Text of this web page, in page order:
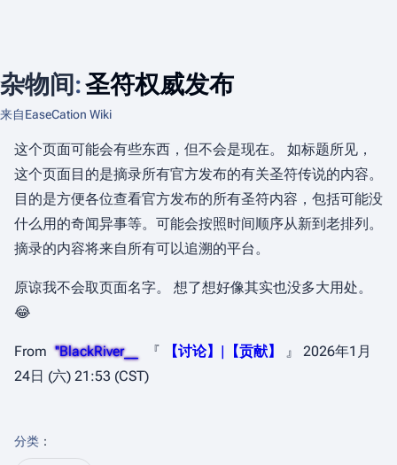
杂物间:圣符权威发布
来自EaseCation Wiki
这个页面可能会有些东西，但不会是现在。 如标题所见，
这个页面目的是摘录所有官方发布的有关圣符传说的内容。
目的是方便各位查看官方发布的所有圣符内容，包括可能没
什么用的奇闻异事等。可能会按照时间顺序从新到老排列。
摘录的内容将来自所有可以追溯的平台。
原谅我不会取页面名字。 想了想好像其实也没多大用处。
😂
From ''BlackRiver__ 『 【讨论】 | 【贡献】
』 2026年1月
24日 (六) 21:53 (CST)
分类 ：​